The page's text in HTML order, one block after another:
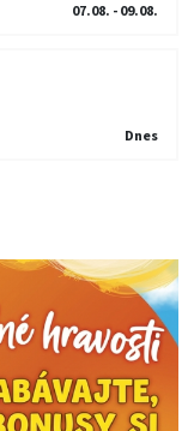
07.08. - 09.08.
Dnes